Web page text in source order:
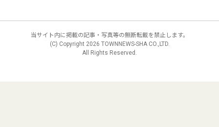
当サイト内に掲載の記事・写真等の無断転載を禁止します。
(C) Copyright 2026 TOWNNEWS-SHA CO.,LTD.
All Rights Reserved.